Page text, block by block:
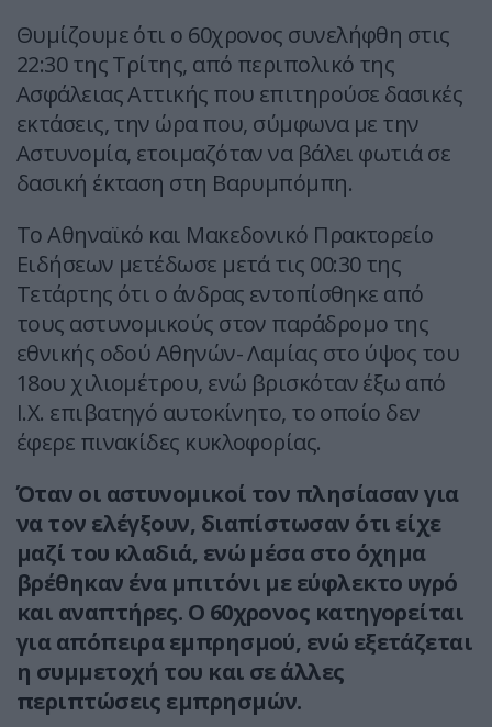
Θυμίζουμε ότι ο 60χρονος συνελήφθη στις
22:30 της Τρίτης, από περιπολικό της
Ασφάλειας Αττικής που επιτηρούσε δασικές
εκτάσεις, την ώρα που, σύμφωνα με την
Αστυνομία, ετοιμαζόταν να βάλει φωτιά σε
δασική έκταση στη Βαρυμπόμπη.
Το Αθηναϊκό και Μακεδονικό Πρακτορείο
Ειδήσεων μετέδωσε μετά τις 00:30 της
Τετάρτης ότι ο άνδρας εντοπίσθηκε από
τους αστυνομικούς στον παράδρομο της
εθνικής οδού Αθηνών- Λαμίας στο ύψος του
18ου χιλιομέτρου, ενώ βρισκόταν έξω από
Ι.Χ. επιβατηγό αυτοκίνητο, το οποίο δεν
έφερε πινακίδες κυκλοφορίας.
Όταν οι αστυνομικοί τον πλησίασαν για
να τον ελέγξουν, διαπίστωσαν ότι είχε
μαζί του κλαδιά, ενώ μέσα στο όχημα
βρέθηκαν ένα μπιτόνι με εύφλεκτο υγρό
και αναπτήρες. Ο 60χρονος κατηγορείται
για απόπειρα εμπρησμού, ενώ εξετάζεται
η συμμετοχή του και σε άλλες
περιπτώσεις εμπρησμών.